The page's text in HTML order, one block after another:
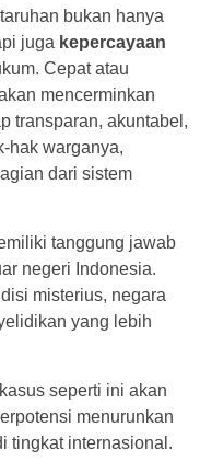
bukan hanya
juga kepercayaan
Cepat atau
mencerminkan
transparan, akuntabel,
hak warganya,
dari sistem
tanggung jawab
negeri Indonesia.
misterius, negara
yang lebih
seperti ini akan
menurunkan
tingkat internasional.